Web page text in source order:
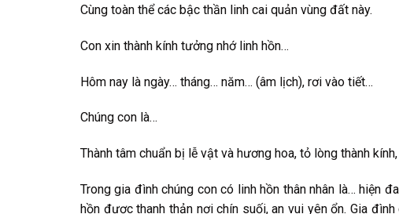
Cùng toàn thể các bậc thần linh cai quản vùng đất này.
Con xin thành kính tưởng nhớ linh hồn…
Hôm nay là ngày… tháng… năm… (âm lịch), rơi vào tiết…
Chúng con là…
Thành tâm chuẩn bị lễ vật và hương hoa, tỏ lòng thành
Trong gia đình chúng con có linh hồn thân nhân là… hiện
hồn được thanh thản nơi chín suối, an vui yên ổn. Gia